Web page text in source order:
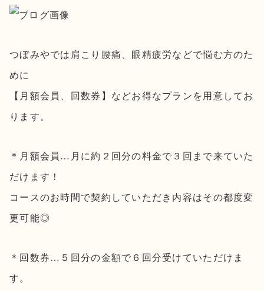
つぼみやでは肩こり腰痛、眼精疲労などで悩む方のた
めに
【月額会員、回数券】などお得なプランを用意してお
ります。
＊月額会員…月に約２回分の料金で３回まで来ていた
だけます！
コースのお時間で契約していただき内容はその都度変
更可能◎
＊回数券…５回分の金額で６回分受けていただけま
す。